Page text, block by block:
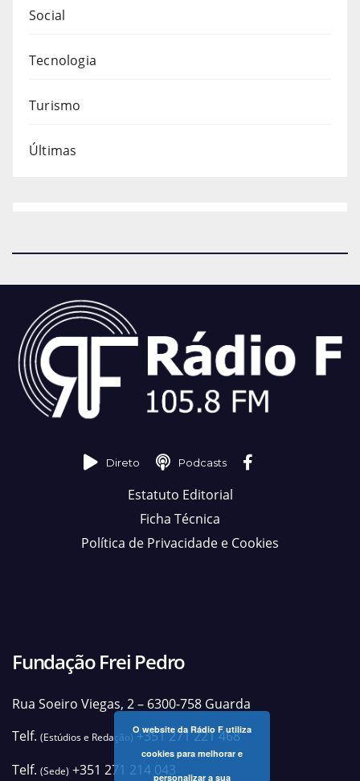
Social
Tecnologia
Turismo
Últimas
Direto Podcasts
Estatuto Editorial
Ficha Técnica
Política de Privacidade e Cookies
Fundação Frei Pedro
Rua Soeiro Viegas, 2 – 6300-758 Guarda
Telf. (Estúdios e Redação)+351 271 221 468
Telf. (Sede) +351 271 214 043
O website da Rádio F utiliza
cookies para melhorar e
personalizar a sua